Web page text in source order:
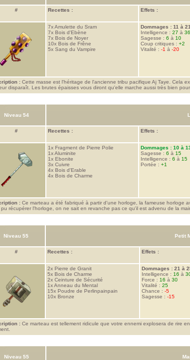
# Recettes : Effets :
7xAmulette du Sram
7x Bois d'Ebène
7x Bois de Noyer
10x Bois de Frêne
5x Sang du Vampire
Dommages : 11 à
Intelligence : 27 à 36
Sagesse : 6 à 10
Coup critiques : +2
Vitalité : -1 à -20
: Cette masse est l'héritage de l'ancienne tribu pacifique Aj Taye. Cela
disparaît. Les brutes épaisses vous diront qu'elle marche aussi très bien
Niveau 54
# Recettes : Effets :
1x Fragment de Pierre Polie
1xAluminite
1x Ebonite
3x Cuivre
4x Bois d'Erable
4x Bois de Charme
Dommages : 10 à
Sagesse : 6 à 15
Intelligence : 6 à 15
Portée : +1
: Ce marteau a été fabriqué à partir d'une horloge, la fameuse horloge
récupérer l'horloge, on ne sait en revanche pas ce qu'il est advenu de la
Niveau 55 Petit
# Recettes : Effets :
2x Pierre de Granit
5x Bois de Charme
2x Ceinture de Sécurité
1xAnneau du Mental
15x Poudre de Perlinpainpain
10x Bronze
Dommages : 21 à
Intelligence : 16 à
Force : 16 à 30
Vitalité : 25
Chance : -5
Sagesse : -15
: Ce marteau est tellement ridicule que votre ennemi explosera de rire
Niveau 55